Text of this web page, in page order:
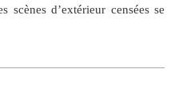
scènes d’extérieur censées se